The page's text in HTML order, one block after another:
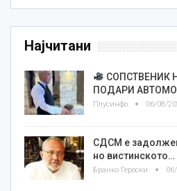
Најчитани
СОПСТВЕНИК
ПОДАРИ
Плусинфо 06/08/
СДСМ е задолжен
но вистинското…
Бранко Героски